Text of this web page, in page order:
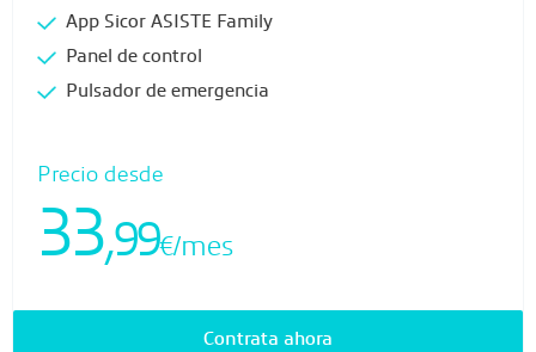
App Sicor ASISTE Family
Panel de control
Pulsador de emergencia
Precio desde
33,99€/mes
Contrata ahora